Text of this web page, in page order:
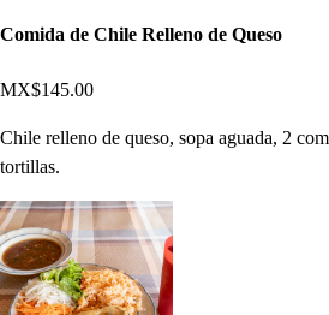
Comida de Chile Relleno de Queso
MX$145.00
Chile relleno de queso, sopa aguada, 2
tortillas.